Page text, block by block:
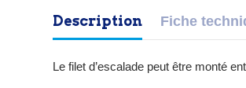
Description Fiche
Le filet d’escalade peut être monté